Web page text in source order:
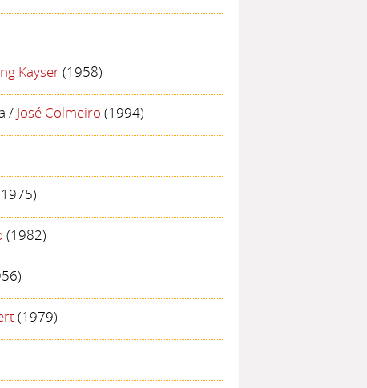
Kayser(1958)
/ José Colmeiro (1994)
(1982)
(1979)